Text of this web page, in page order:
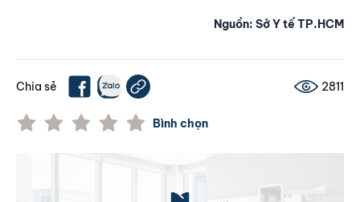
Nguồn: Sở Y tế TP.HCM
Chia sẻ 2811
Bình chọn